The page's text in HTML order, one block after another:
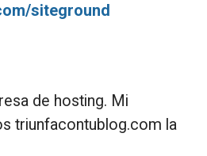
siteground
de hosting. Mi
triunfacontublog.com la